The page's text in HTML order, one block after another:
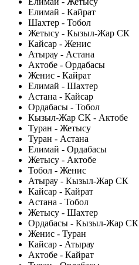
Елимай - Кайрат
Шахтер - Тобол
Жетысу - Кызыл-Жар СК
Кайсар - Женис
Атырау - Астана
Актобе - Ордабасы
Женис - Кайрат
Елимай - Шахтер
Астана - Кайсар
Ордабасы - Тобол
Кызыл-Жар СК - Актобе
Туран - Жетысу
Туран - Астана
Елимай - Ордабасы
Жетысу - Актобе
Тобол - Женис
Атырау - Кызыл-Жар СК
Кайсар - Кайрат
Астана - Тобол
Жетысу - Шахтер
Ордабасы - Кызыл-Жар СК
Женис - Туран
Кайсар - Атырау
Актобе - Кайрат